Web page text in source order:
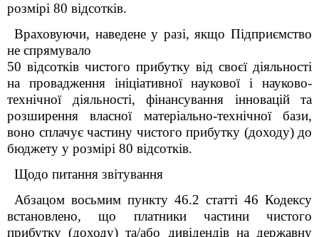
розмірі 80 відсотків.
Враховуючи, наведене у разі, якщо Підприємство
не спрямувало
50 відсотків чистого прибутку від своєї діяльності
на провадження ініціативної наукової і науково-
технічної діяльності, фінансування інновацій та
розширення власної матеріально-технічної бази,
воно сплачує частину чистого прибутку (доходу) до
бюджету у розмірі 80 відсотків.
Щодо питання звітування
Абзацом восьмим пункту 46.2 статті 46 Кодексу
встановлено, що платники частини чистого
прибутку (доходу) та/або дивідендів на державну